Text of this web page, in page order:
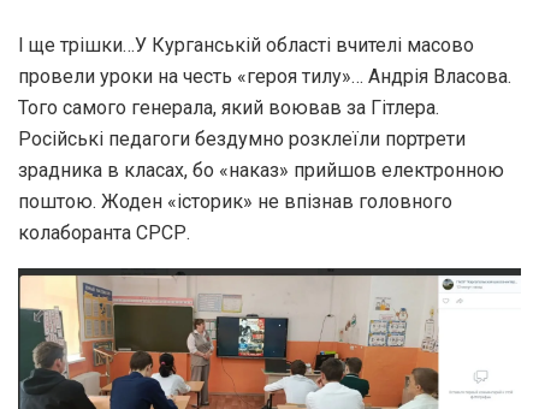
І ще трішки…У Курганській області вчителі масово
провели уроки на честь «героя тилу»… Андрія Власова.
Того самого генерала, який воював за Гітлера.
Російські педагоги бездумно розклеїли портрети
зрадника в класах, бо «наказ» прийшов електронною
поштою. Жоден «історик» не впізнав головного
колаборанта СРСР.